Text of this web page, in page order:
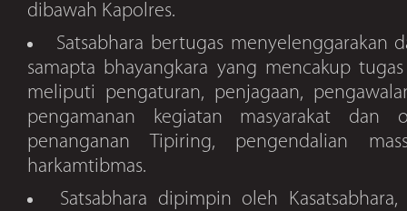
dibawah Kapolres.
Satsabhara bertugas menyelenggarakan
samapta bhayangkara yang mencakup
meliputi pengaturan, penjagaan,
pengamanan kegiatan masyarakat dan
penanganan Tipiring, pengendalian
harkamtibmas.
Satsabhara dipimpin oleh